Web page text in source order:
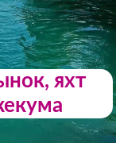
яхт